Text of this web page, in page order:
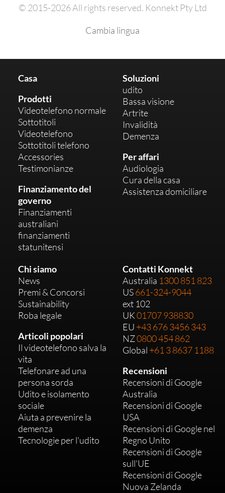
© 2015-2026 All rights reserved. Konnekt Pty Ltd
Cambia lingua
Casa
Prodotti
Videotelefono normale
Sottotitoli
Videotelefono
Sottotitoli telefono
Accessories
Testimonianze
Finanziamento del
governo
Finanziamenti
australiani
finanziamenti
statunitensi
Soluzioni
udito
Bassa visione
Artrite
Invalidità
Demenza
Per affari
Audiologia
Cura della casa
Assistenza domiciliare
Chi siamo
News
Premi & Concorsi
Sustainability
Roba legale
Articoli popolari
Il videotelefono salva la
vita
Telefonare ad una
persona sorda
Udito e isolamento
sociale
Aiuta a prevenire la
demenza
Tecnologie per l'udito
Contatti Konnekt
Australia 1300 851 823
US661-324-9044
ext 102
UK01707 938830
EU +43 676 3456 343
NZ0800 454 862
Global +61 3 8637 1188
Recensioni
Recensioni di Google
Australia
Recensioni di Google
USA
Recensioni di Google nel
Regno Unito
Recensioni di Google
sull'UE
Recensioni di Google
Nuova Zelanda